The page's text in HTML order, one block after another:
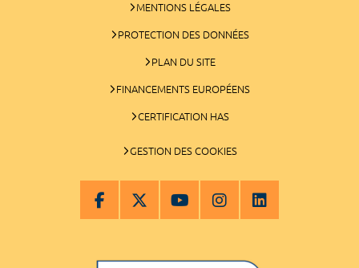
MENTIONS LÉGALES
PROTECTION DES DONNÉES
PLAN DU SITE
FINANCEMENTS EUROPÉENS
CERTIFICATION HAS
GESTION DES COOKIES